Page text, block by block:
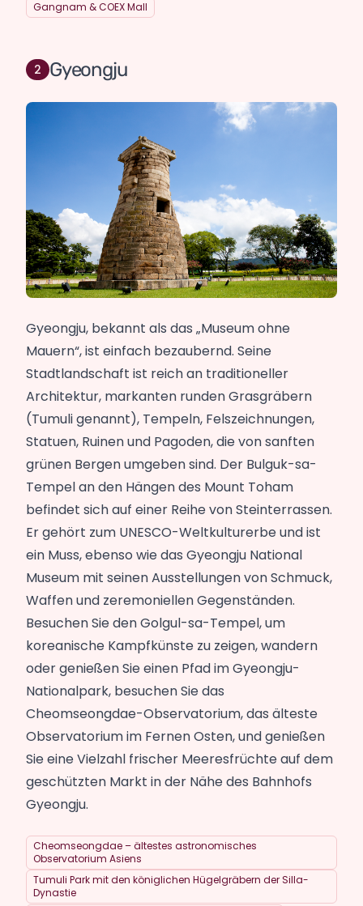
Gangnam & COEX Mall
Gyeongju
Gyeongju, bekannt als das „Museum ohne
Mauern“, ist einfach bezaubernd. Seine
Stadtlandschaft ist reich an traditioneller
Architektur, markanten runden Grasgräbern
(Tumuli genannt), Tempeln, Felszeichnungen,
Statuen, Ruinen und Pagoden, die von sanften
grünen Bergen umgeben sind. Der Bulguk-sa-
Tempel an den Hängen des Mount Toham
befindet sich auf einer Reihe von Steinterrassen.
Er gehört zum UNESCO-Weltkulturerbe und ist
ein Muss, ebenso wie das Gyeongju National
Museum mit seinen Ausstellungen von Schmuck,
Waffen und zeremoniellen Gegenständen.
Besuchen Sie den Golgul-sa-Tempel, um
koreanische Kampfkünste zu zeigen, wandern
oder genießen Sie einen Pfad im Gyeongju-
Nationalpark, besuchen Sie das
Cheomseongdae-Observatorium, das älteste
Observatorium im Fernen Osten, und genießen
Sie eine Vielzahl frischer Meeresfrüchte auf dem
geschützten Markt in der Nähe des Bahnhofs
Gyeongju.
Cheomseongdae – ältestes astronomisches
Observatorium Asiens
Tumuli Park mit den königlichen Hügelgräbern der Silla-
Dynastie